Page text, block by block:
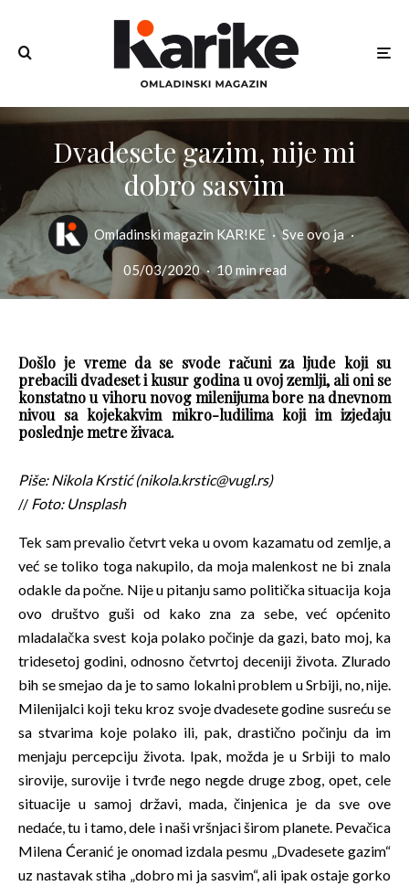
Dvadesete gazim, nije mi
dobro sasvim
Omladinski magazin KAR!KE · Sve ovo ja ·
05/03/2020 · 10 min read
Došlo je vreme da se svode računi za ljude koji su
prebacili dvadeset i kusur godina u ovoj zemlji, ali oni se
konstatno u vihoru novog milenijuma bore na dnevnom
nivou sa kojekakvim mikro-ludilima koji im izjedaju
poslednje metre živaca.
Piše: Nikola Krstić (nikola.krstic@vugl.rs)
// Foto: Unsplash
Tek sam prevalio četvrt veka u ovom kazamatu od zemlje, a
već se toliko toga nakupilo, da moja malenkost ne bi znala
odakle da počne. Nije u pitanju samo politička situacija koja
ovo društvo guši od kako zna za sebe, već općenito
mladalačka svest koja polako počinje da gazi, bato moj, ka
tridesetoj godini, odnosno četvrtoj deceniji života. Zlurado
bih se smejao da je to samo lokalni problem u Srbiji, no, nije.
Milenijalci koji teku kroz svoje dvadesete godine susreću se
sa stvarima koje polako ili, pak, drastično počinju da im
menjaju percepciju života. Ipak, možda je u Srbiji to malo
sirovije, surovije i tvrđe nego negde druge zbog, opet, cele
situacije u samoj državi, mada, činjenica je da sve ove
nedaće, tu i tamo, dele i naši vršnjaci širom planete. Pevačica
Milena Ćeranić je onomad izdala pesmu „Dvadesete gazim“
uz nastavak stiha „dobro mi ja sasvim“, ali ipak ostaje gorko